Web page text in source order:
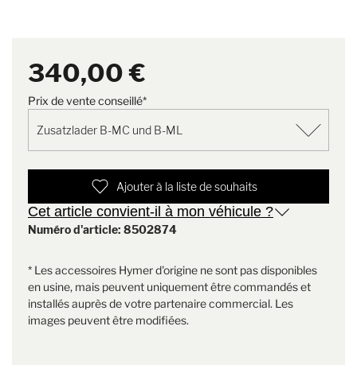
340,00 €
Prix de vente conseillé*
Ajouter à la liste de souhaits
Cet article convient-il à mon véhicule ?
Numéro d'article: 8502874
* Les accessoires Hymer d'origine ne sont pas disponibles
en usine, mais peuvent uniquement être commandés et
installés auprès de votre partenaire commercial. Les
images peuvent être modifiées.